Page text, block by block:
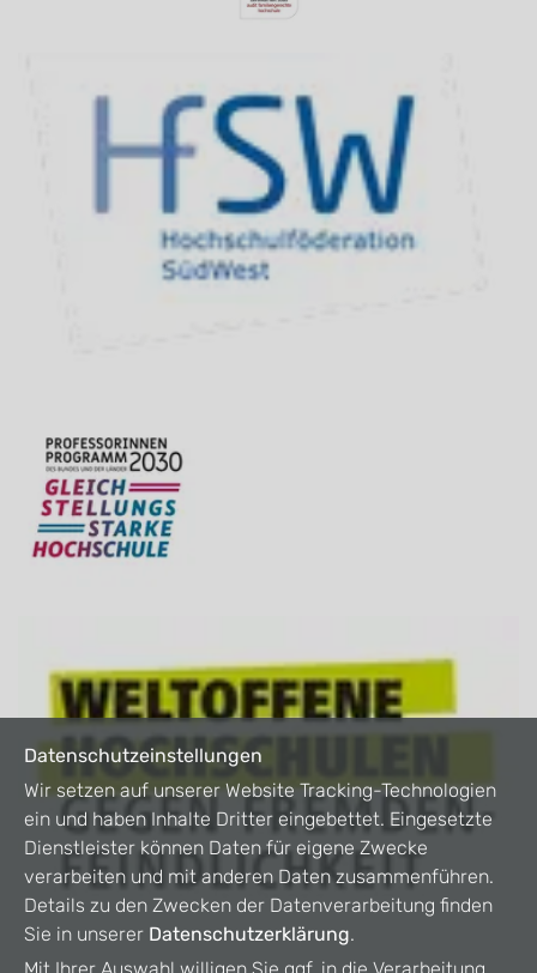
Datenschutzeinstellungen
Wir setzen auf unserer Website Tracking-Technologien
ein und haben Inhalte Dritter eingebettet. Eingesetzte
Dienstleister können Daten für eigene Zwecke
verarbeiten und mit anderen Daten zusammenführen.
Details zu den Zwecken der Datenverarbeitung finden
Sie in unserer Datenschutzerklärung.